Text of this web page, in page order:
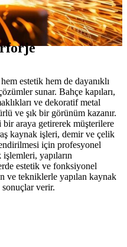
estetik hem de dayanıklı
sunar. Bahçe kapıları,
ve dekoratif metal
ve şık bir görünüm kazanır.
araya getirerek müşterilere
kaynak işleri, demir ve çelik
için profesyonel
yapıların
estetik ve fonksiyonel
ve tekniklerle yapılan kaynak
sonuçlar verir.